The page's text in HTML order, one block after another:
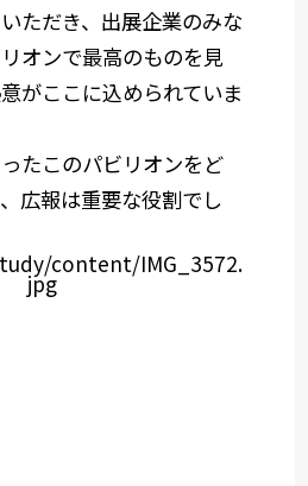
ただき、出展企業のみな
オンで最高のものを見
がここに込められていま
たこのパビリオンをど
広報は重要な役割でし